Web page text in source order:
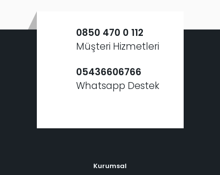
0850 470 0 112
Müşteri Hizmetleri
05436606766
Whatsapp Destek
Kurumsal